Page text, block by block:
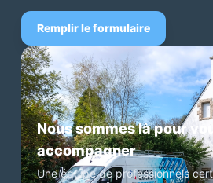
Remplir le formulaire
Nous sommes là pour
accompagner
Une équipe de professionnels